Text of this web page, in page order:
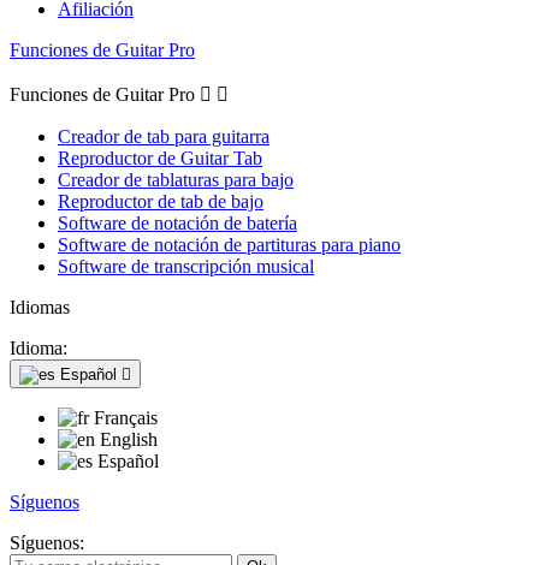
Afiliación
Funciones de Guitar Pro
Funciones de Guitar Pro  
Creador de tab para guitarra
Reproductor de Guitar Tab
Creador de tablaturas para bajo
Reproductor de tab de bajo
Software de notación de batería
Software de notación de partituras para piano
Software de transcripción musical
Idiomas
Idioma:
Español 
Français
English
Español
Síguenos
Síguenos: